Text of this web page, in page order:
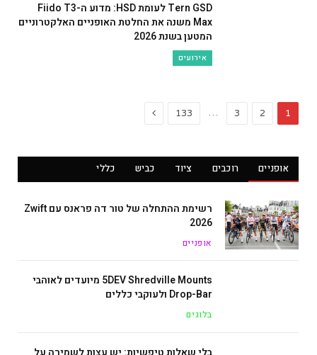
Tern GSD לעומת HSD: מדוע ה-Fiido T3
Max משנה את החלטת האופניים האלקטרוניים
המטען בשנת 2026
אירועים
1
2
3
…
133
Next
אופניים רוכבים ציוד כביש כללי
רשימת ההתחלה של טור דה פראנס עם Zwift
2026
אופניים
5DEV Shredville Mounts מיועדים לאוהבי
Drop-Bar ולעוקבי כללים
בלוגים